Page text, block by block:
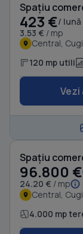
Spațiu
423 €/ lună
3.53 € / mp
Central,
120 mp utili
Vezi
Spațiu
96.800 €
24.20 € / mp
Central,
4.000 mp